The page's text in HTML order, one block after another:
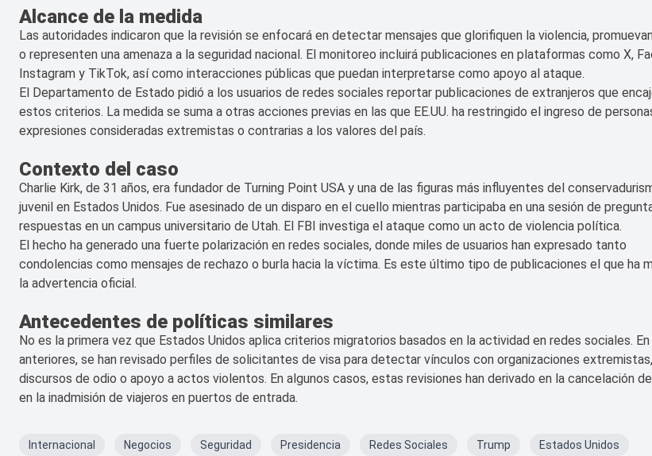
Alcance de la medida
Las autoridades indicaron que la revisión se enfocará en detectar mensajes que glorifiquen la violencia,
o representen una amenaza a la seguridad nacional. El monitoreo incluirá publicaciones en plataformas como X,
Instagram y TikTok, así como interacciones públicas que puedan interpretarse como apoyo al ataque.
El Departamento de Estado pidió a los usuarios de redes sociales reportar publicaciones de extranjeros que
estos criterios. La medida se suma a otras acciones previas en las que EE.UU. ha restringido el ingreso de
expresiones consideradas extremistas o contrarias a los valores del país.
Contexto del caso
Charlie Kirk, de 31 años, era fundador de Turning Point USA y una de las figuras más influyentes del
juvenil en Estados Unidos. Fue asesinado de un disparo en el cuello mientras participaba en una sesión de
respuestas en un campus universitario de Utah. El FBI investiga el ataque como un acto de violencia política.
El hecho ha generado una fuerte polarización en redes sociales, donde miles de usuarios han expresado tanto
condolencias como mensajes de rechazo o burla hacia la víctima. Es este último tipo de publicaciones el que ha
la advertencia oficial.
Antecedentes de políticas similares
No es la primera vez que Estados Unidos aplica criterios migratorios basados en la actividad en redes sociales. En
anteriores, se han revisado perfiles de solicitantes de visa para detectar vínculos con organizaciones extremistas,
discursos de odio o apoyo a actos violentos. En algunos casos, estas revisiones han derivado en la cancelación
en la inadmisión de viajeros en puertos de entrada.
Internacional Negocios Seguridad Presidencia Redes Sociales Trump Estados Unidos